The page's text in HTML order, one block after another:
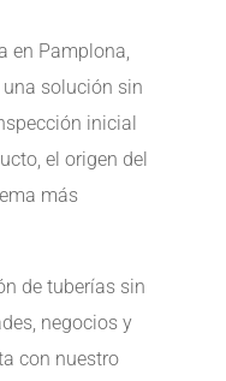
en Pamplona,
solución sin
inicial
el origen del
más
de tuberías sin
negocios y
con nuestro